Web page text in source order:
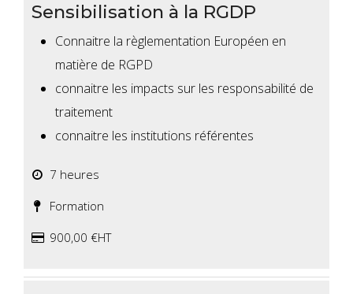
Sensibilisation à la RGDP
Connaitre la règlementation Européen en
matière de RGPD
connaitre les impacts sur les responsabilité de
traitement
connaitre les institutions référentes
7 heures
Formation
900,00 €HT